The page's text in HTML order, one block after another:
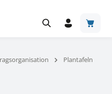
Plantafeln